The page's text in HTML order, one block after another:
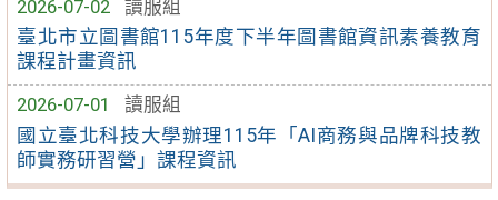
2026-07-02
讀服組
臺北市立圖書館115年度下半年圖書館資訊素養教育
課程計畫資訊
2026-07-01
讀服組
國立臺北科技大學辦理115年「AI商務與品牌科技教
師實務研習營」課程資訊